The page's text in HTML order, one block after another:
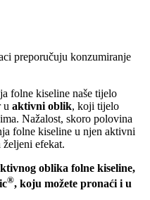
preporučuju konzumiranje
folne kiseline naše tijelo
u aktivni oblik, koji tijelo
Nažalost, skoro polovina
folne kiseline u njen aktivni
željeni efekat.
oblika folne kiseline,
®, koju možete pronaći i u